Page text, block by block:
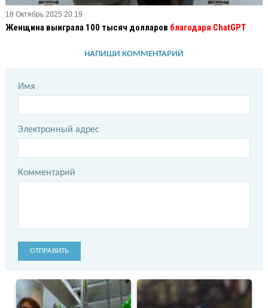
18 Октябрь 2025 20:19
Женщина выиграла 100 тысяч долларов благодаря ChatGPT
НАПИШИ КОММЕНТАРИЙ
Имя
Электронный адрес
Комментарий
ОТПРАВИТЬ